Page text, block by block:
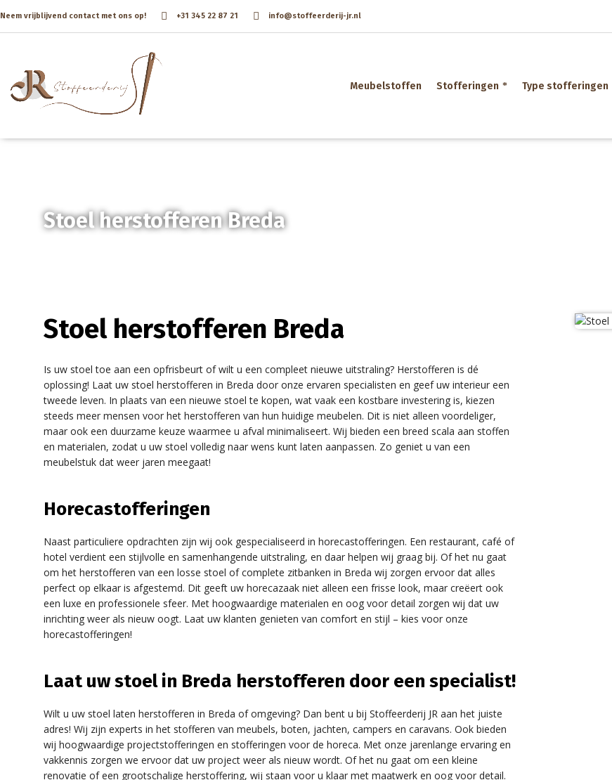
Neem vrijblijvend contact met ons op! +31 345 22 87 21 info@stoffeerderij-jr.nl
Meubelstoffen Stofferingen Type stofferingen
Stoel herstofferen Breda
Stoel herstofferen Breda
Is uw stoel toe aan een opfrisbeurt of wilt u een compleet nieuwe uitstraling? Herstofferen is dé
oplossing! Laat uw stoel herstofferen in Breda door onze ervaren specialisten en geef uw interieur een
tweede leven. In plaats van een nieuwe stoel te kopen, wat vaak een kostbare investering is, kiezen
steeds meer mensen voor het herstofferen van hun huidige meubelen. Dit is niet alleen voordeliger,
maar ook een duurzame keuze waarmee u afval minimaliseert. Wij bieden een breed scala aan stoffen
en materialen, zodat u uw stoel volledig naar wens kunt laten aanpassen. Zo geniet u van een
meubelstuk dat weer jaren meegaat!
Horecastofferingen
Naast particuliere opdrachten zijn wij ook gespecialiseerd in horecastofferingen. Een restaurant, café of
hotel verdient een stijlvolle en samenhangende uitstraling, en daar helpen wij graag bij. Of het nu gaat
om het herstofferen van een losse stoel of complete zitbanken in Breda wij zorgen ervoor dat alles
perfect op elkaar is afgestemd. Dit geeft uw horecazaak niet alleen een frisse look, maar creëert ook
een luxe en professionele sfeer. Met hoogwaardige materialen en oog voor detail zorgen wij dat uw
inrichting weer als nieuw oogt. Laat uw klanten genieten van comfort en stijl – kies voor onze
horecastofferingen!
Laat uw stoel in Breda herstofferen door een specialist!
Wilt u uw stoel laten herstofferen in Breda of omgeving? Dan bent u bij Stoffeerderij JR aan het juiste
adres! Wij zijn experts in het stofferen van meubels, boten, jachten, campers en caravans. Ook bieden
wij hoogwaardige projectstofferingen en stofferingen voor de horeca. Met onze jarenlange ervaring en
vakkennis zorgen we ervoor dat uw project weer als nieuw wordt. Of het nu gaat om een kleine
renovatie of een grootschalige herstoffering, wij staan voor u klaar met maatwerk en oog voor detail.